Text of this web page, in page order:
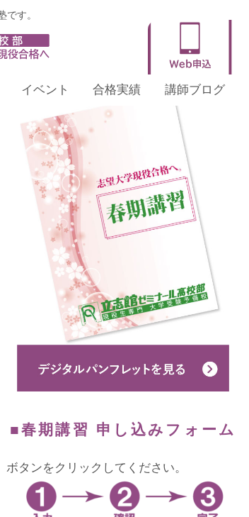
す。
イベント 合格実績 講師ブログ
鳳駅前校 新高校2年生 開講講座
■春期講習 申し込みフォーム
タンをクリックしてください。